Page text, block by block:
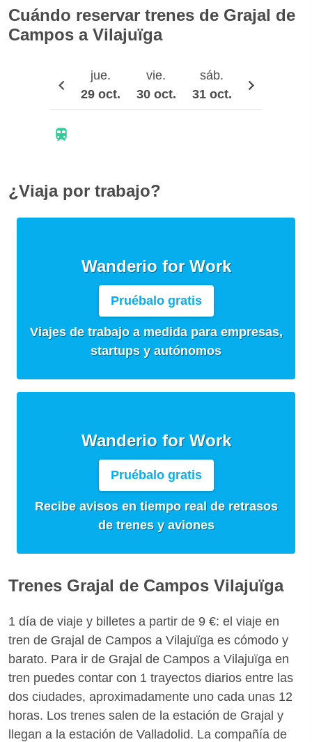
Cuándo reservar trenes de Grajal de
Campos a Vilajuïga
jue.
29 oct.
vie.
30 oct.
sáb.
31 oct.
1 nov.
¿Viaja por trabajo?
Wanderio for Work
Pruébalo gratis
Viajes de trabajo a medida para empresas,
startups y autónomos
Wanderio for Work
Pruébalo gratis
Recibe avisos en tiempo real de retrasos
de trenes y aviones
Trenes Grajal de Campos Vilajuïga
1 día de viaje y billetes a partir de 9 €: el viaje en
tren de Grajal de Campos a Vilajuïga es cómodo y
barato. Para ir de Grajal de Campos a Vilajuïga en
tren puedes contar con 1 trayectos diarios entre las
dos ciudades, aproximadamente uno cada unas 12
horas. Los trenes salen de la estación de Grajal y
llegan a la estación de Valladolid. La compañía de